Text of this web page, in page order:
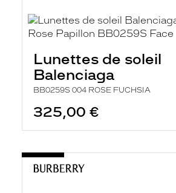
Lunettes de soleil
Balenciaga
BB0259S 004 ROSE FUCHSIA
325,00 €